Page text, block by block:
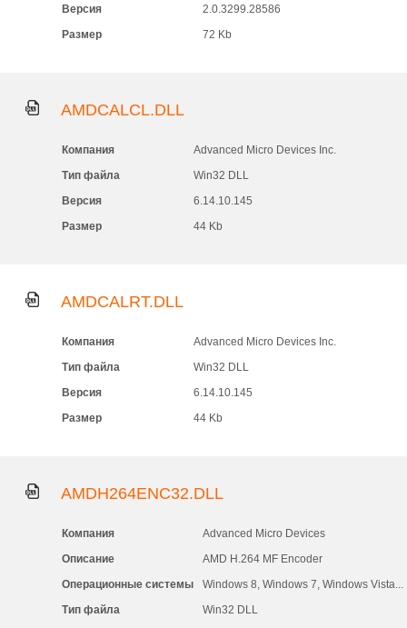
Версия
2.0.3299.28586
Размер
72 Kb
AMDCALCL.DLL
Компания
Advanced Micro Devices Inc.
Тип файла
Win32 DLL
Версия
6.14.10.145
Размер
44 Kb
AMDCALRT.DLL
Компания
Advanced Micro Devices Inc.
Тип файла
Win32 DLL
Версия
6.14.10.145
Размер
44 Kb
AMDH264ENC32.DLL
Компания
Advanced Micro Devices
Описание
AMD H.264 MF Encoder
Операционные системы
Windows 8, Windows 7, Windows Vista...
Тип файла
Win32 DLL